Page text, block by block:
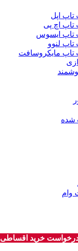
تاپ اپل
تاپ اچ پی
تاپ ایسوس
تاپ لنوو
تاپ مایکروسافت
شده
وام
خرید اقساطی